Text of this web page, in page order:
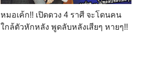
หมอเค้ก!! เปิดดวง 4 ราศี จะโดนคน
ใกล้ตัวหักหลัง พูดลับหลังเสียๆ หายๆ!!